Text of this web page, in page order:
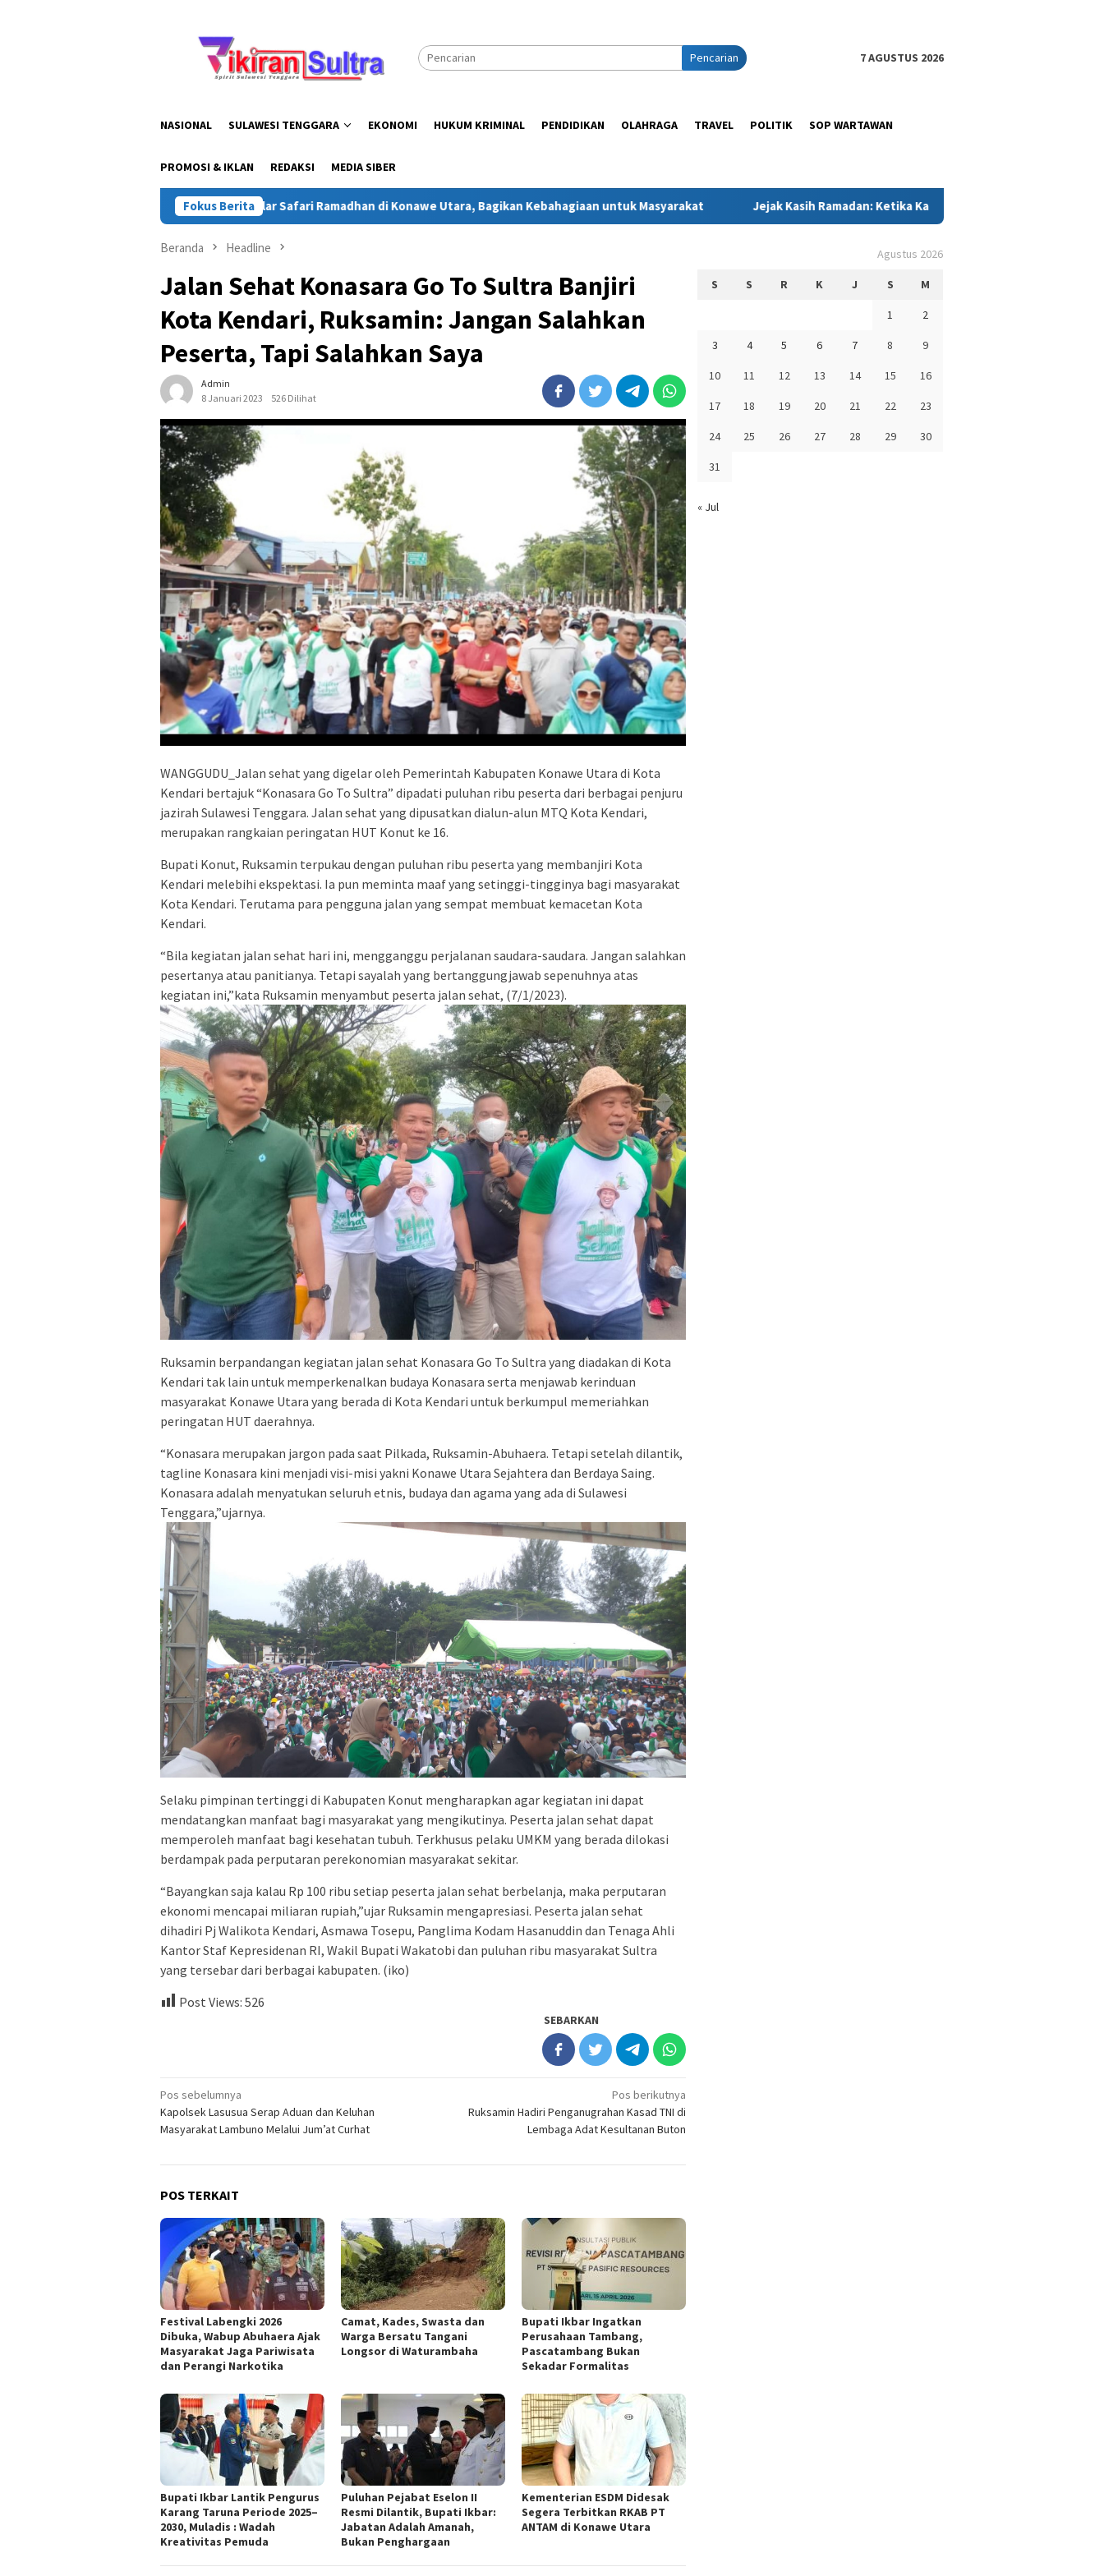
Pencarian
7 AGUSTUS 2026
NASIONAL SULAWESI TENGGARA EKONOMI HUKUM KRIMINAL PENDIDIKAN OLAHRAGA TRAVEL POLITIK SOP WARTAWAN
PROMOSI & IKLAN REDAKSI MEDIA SIBER
Fokus Berita
Kapolda Sultra Gelar Safari Ramadhan di Konawe Utara, Bagikan Kebahagiaan untuk Masyarakat Jejak Kasih Ramadan: Ketika Kadin Sultra Memeluk Anak-Anak Panti dengan
Beranda Headline
Jalan Sehat Konasara Go To Sultra Banjiri
Kota Kendari, Ruksamin: Jangan Salahkan
Peserta, Tapi Salahkan Saya
Admin
8 Januari 2023
526 Dilihat
WANGGUDU_Jalan sehat yang digelar oleh Pemerintah Kabupaten Konawe Utara di Kota
Kendari bertajuk “Konasara Go To Sultra” dipadati puluhan ribu peserta dari berbagai penjuru
jazirah Sulawesi Tenggara. Jalan sehat yang dipusatkan dialun-alun MTQ Kota Kendari,
merupakan rangkaian peringatan HUT Konut ke 16.
Bupati Konut, Ruksamin terpukau dengan puluhan ribu peserta yang membanjiri Kota
Kendari melebihi ekspektasi. Ia pun meminta maaf yang setinggi-tingginya bagi masyarakat
Kota Kendari. Terutama para pengguna jalan yang sempat membuat kemacetan Kota
Kendari.
“Bila kegiatan jalan sehat hari ini, mengganggu perjalanan saudara-saudara. Jangan salahkan
pesertanya atau panitianya. Tetapi sayalah yang bertanggungjawab sepenuhnya atas
kegiatan ini,”kata Ruksamin menyambut peserta jalan sehat, (7/1/2023).
Ruksamin berpandangan kegiatan jalan sehat Konasara Go To Sultra yang diadakan di Kota
Kendari tak lain untuk memperkenalkan budaya Konasara serta menjawab kerinduan
masyarakat Konawe Utara yang berada di Kota Kendari untuk berkumpul memeriahkan
peringatan HUT daerahnya.
“Konasara merupakan jargon pada saat Pilkada, Ruksamin-Abuhaera. Tetapi setelah dilantik,
tagline Konasara kini menjadi visi-misi yakni Konawe Utara Sejahtera dan Berdaya Saing.
Konasara adalah menyatukan seluruh etnis, budaya dan agama yang ada di Sulawesi
Tenggara,”ujarnya.
Selaku pimpinan tertinggi di Kabupaten Konut mengharapkan agar kegiatan ini dapat
mendatangkan manfaat bagi masyarakat yang mengikutinya. Peserta jalan sehat dapat
memperoleh manfaat bagi kesehatan tubuh. Terkhusus pelaku UMKM yang berada dilokasi
berdampak pada perputaran perekonomian masyarakat sekitar.
“Bayangkan saja kalau Rp 100 ribu setiap peserta jalan sehat berbelanja, maka perputaran
ekonomi mencapai miliaran rupiah,”ujar Ruksamin mengapresiasi. Peserta jalan sehat
dihadiri Pj Walikota Kendari, Asmawa Tosepu, Panglima Kodam Hasanuddin dan Tenaga Ahli
Kantor Staf Kepresidenan RI, Wakil Bupati Wakatobi dan puluhan ribu masyarakat Sultra
yang tersebar dari berbagai kabupaten. (iko)
Post Views: 526
SEBARKAN
Navigasi
pos
Pos sebelumnya
Kapolsek Lasusua Serap Aduan dan Keluhan
Masyarakat Lambuno Melalui Jum’at Curhat
Pos berikutnya
Ruksamin Hadiri Penganugrahan Kasad TNI di
Lembaga Adat Kesultanan Buton
POS TERKAIT
Festival Labengki 2026
Dibuka, Wabup Abuhaera Ajak
Masyarakat Jaga Pariwisata
dan Perangi Narkotika
Camat, Kades, Swasta dan
Warga Bersatu Tangani
Longsor di Waturambaha
Bupati Ikbar Ingatkan
Perusahaan Tambang,
Pascatambang Bukan
Sekadar Formalitas
Bupati Ikbar Lantik Pengurus
Karang Taruna Periode 2025–
2030, Muladis : Wadah
Kreativitas Pemuda
Puluhan Pejabat Eselon II
Resmi Dilantik, Bupati Ikbar:
Jabatan Adalah Amanah,
Bukan Penghargaan
Kementerian ESDM Didesak
Segera Terbitkan RKAB PT
ANTAM di Konawe Utara
Agustus 2026
S S R K J S M
1 2
3 4 5 6 7 8 9
10 11 12 13 14 15 16
17 18 19 20 21 22 23
24 25 26 27 28 29 30
31
« Jul